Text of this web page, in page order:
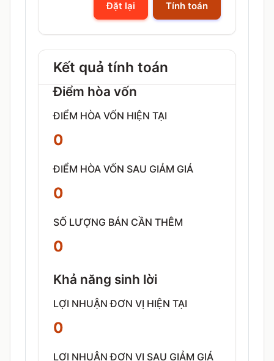
Đặt lại Tính toán
Kết quả tính toán
Điểm hòa vốn
ĐIỂM HÒA VỐN HIỆN TẠI
0
ĐIỂM HÒA VỐN SAU GIẢM GIÁ
0
SỐ LƯỢNG BÁN CẦN THÊM
0
Khả năng sinh lời
LỢI NHUẬN ĐƠN VỊ HIỆN TẠI
0
LỢI NHUẬN ĐƠN VỊ SAU GIẢM GIÁ